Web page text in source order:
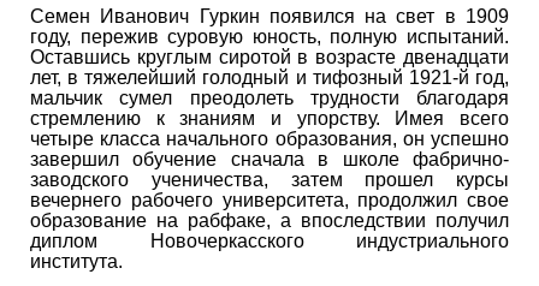
Семен Иванович Гуркин появился на свет в 1909
году, пережив суровую юность, полную испытаний.
Оставшись круглым сиротой в возрасте двенадцати
лет, в тяжелейший голодный и тифозный 1921-й год,
мальчик сумел преодолеть трудности благодаря
стремлению к знаниям и упорству. Имея всего
четыре класса начального образования, он успешно
завершил обучение сначала в школе фабрично-
заводского ученичества, затем прошел курсы
вечернего рабочего университета, продолжил свое
образование на рабфаке, а впоследствии получил
диплом Новочеркасского индустриального
института.